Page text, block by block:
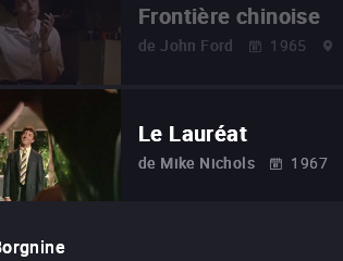
Frontière chinoise
de John Ford 1965
Le Lauréat
de Mike Nichols 1967